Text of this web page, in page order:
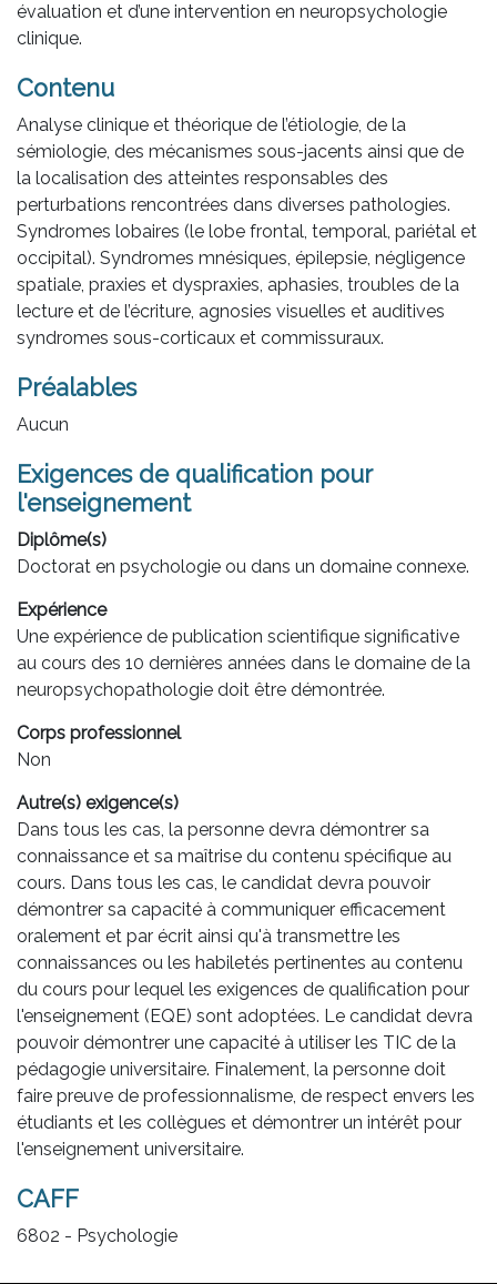
évaluation et d’une intervention en neuropsychologie
clinique.
Contenu
Analyse clinique et théorique de l’étiologie, de la
sémiologie, des mécanismes sous-jacents ainsi que de
la localisation des atteintes responsables des
perturbations rencontrées dans diverses pathologies.
Syndromes lobaires (le lobe frontal, temporal, pariétal et
occipital). Syndromes mnésiques, épilepsie, négligence
spatiale, praxies et dyspraxies, aphasies, troubles de la
lecture et de l’écriture, agnosies visuelles et auditives
syndromes sous-corticaux et commissuraux.
Préalables
Aucun
Exigences de qualification pour
l'enseignement
Diplôme(s)
Doctorat en psychologie ou dans un domaine connexe.
Expérience
Une expérience de publication scientifique significative
au cours des 10 dernières années dans le domaine de la
neuropsychopathologie doit être démontrée.
Corps professionnel
Non
Autre(s) exigence(s)
Dans tous les cas, la personne devra démontrer sa
connaissance et sa maîtrise du contenu spécifique au
cours. Dans tous les cas, le candidat devra pouvoir
démontrer sa capacité à communiquer efficacement
oralement et par écrit ainsi qu'à transmettre les
connaissances ou les habiletés pertinentes au contenu
du cours pour lequel les exigences de qualification pour
l'enseignement (EQE) sont adoptées. Le candidat devra
pouvoir démontrer une capacité à utiliser les TIC de la
pédagogie universitaire. Finalement, la personne doit
faire preuve de professionnalisme, de respect envers les
étudiants et les collègues et démontrer un intérêt pour
l'enseignement universitaire.
CAFF
6802 - Psychologie